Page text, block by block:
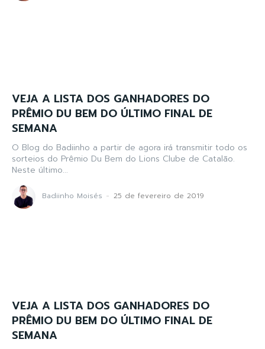
VEJA A LISTA DOS GANHADORES DO
PRÊMIO DU BEM DO ÚLTIMO FINAL DE
SEMANA
O Blog do Badiinho a partir de agora irá transmitir todo os
sorteios do Prêmio Du Bem do Lions Clube de Catalão.
Neste último...
Badiinho Moisés - 25 de fevereiro de 2019
VEJA A LISTA DOS GANHADORES DO
PRÊMIO DU BEM DO ÚLTIMO FINAL DE
SEMANA